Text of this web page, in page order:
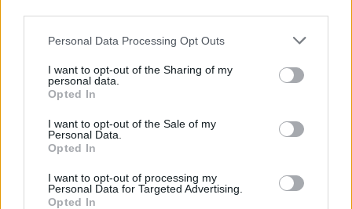
Please note that this website/app uses one or more Google
not limited to your visit or usage behaviour. You may click to
grant or deny consent to Google and its third-party tags to
use your data for below specified purposes in below Google
consent section.
Personal Data Processing Opt Outs
I want to opt-out of the Sharing of my
personal data.
Opted In
I want to opt-out of the Sale of my
Personal Data.
Opted In
I want to opt-out of processing my
Personal Data for Targeted Advertising.
Opted In
σας πήρε εκδίκηση στο όνομα των Μουσουλμάνων.
Σκότωσα μέχρι στιγμής τρεις Σουηδούς. Ναι, τρεις
Σουηδούς. Σε αυτούς που έκανα κάτι κακό,
όλους», ακούγεται να λέει στο βίντεο.